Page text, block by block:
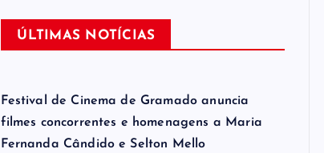
ÚLTIMAS NOTÍCIAS
Festival de Cinema de Gramado anuncia
filmes concorrentes e homenagens a Maria
Fernanda Cândido e Selton Mello